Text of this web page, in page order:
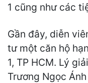
1 cũng như các
Gần đây, diễn
tư một căn hộ
1, TP HCM. Lý
Trương Ngọc